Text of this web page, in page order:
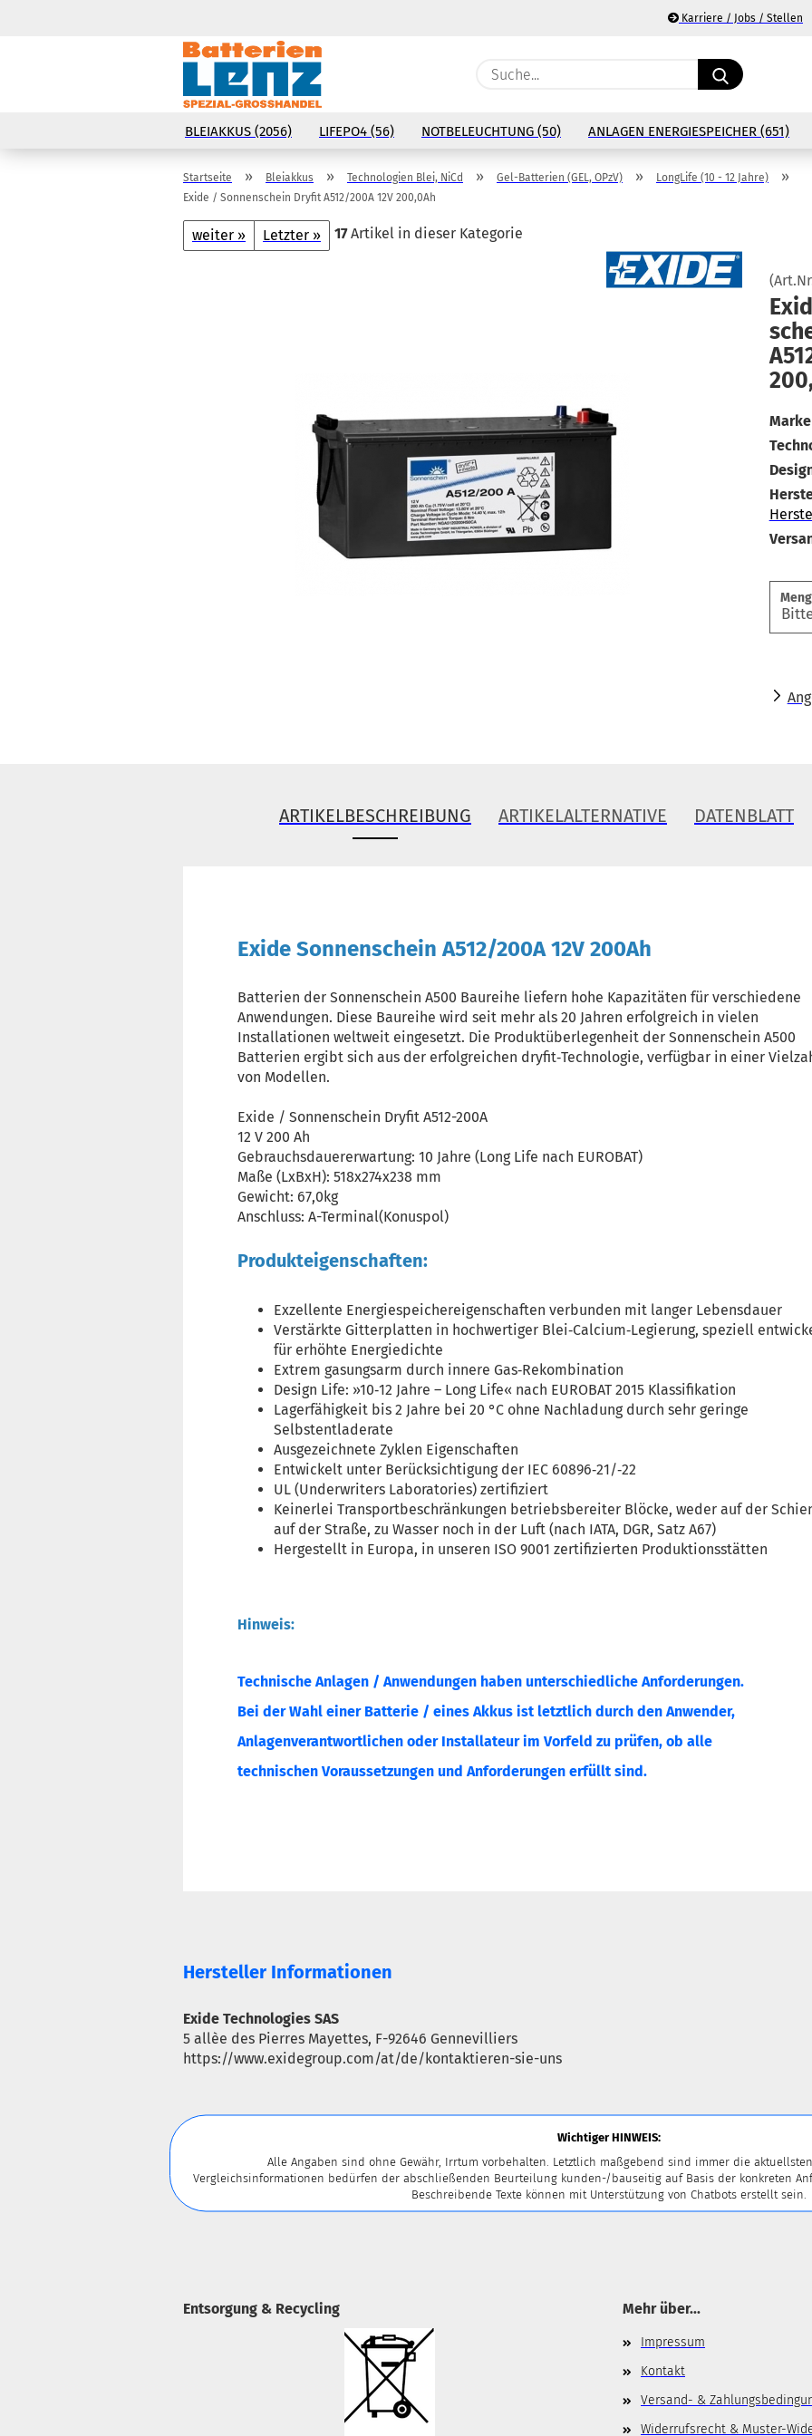
Karriere / Jobs / Stellen
Suche...
BLEIAKKUS (2056) LIFEPO4 (56) NOTBELEUCHTUNG (50) ANLAGEN ENERGIESPEICHER (651)
Startseite » Bleiakkus » Technologien Blei, NiCd » Gel-Batterien (GEL, OPzV) » LongLife (10 - 12 Jahre) »
Exide / Sonnenschein Dryfit A512/200A 12V 200,0Ah
weiter » Letzter » 17Artikel in dieser Kategorie
ARTIKELBESCHREIBUNG ARTIKELALTERNATIVE DATENBLATT
Exide Sonnenschein A512/200A 12V 200Ah
Batterien der Sonnenschein A500 Baureihe liefern hohe Kapazitäten für verschiedene
Anwendungen. Diese Baureihe wird seit mehr als 20 Jahren erfolgreich in vielen
Installationen weltweit eingesetzt. Die Produktüberlegenheit der Sonnenschein A500
Batterien ergibt sich aus der erfolgreichen dryfit‐Technologie, verfügbar in einer
von Modellen.
Exide / Sonnenschein Dryfit A512-200A
12 V 200 Ah
Gebrauchsdauererwartung: 10 Jahre (Long Life nach EUROBAT)
Maße (LxBxH): 518x274x238 mm
Gewicht: 67,0kg
Anschluss: A-Terminal(Konuspol)
Produkteigenschaften:
Exzellente Energiespeichereigenschaften verbunden mit langer Lebensdauer
Verstärkte Gitterplatten in hochwertiger Blei‐Calcium‐Legierung, speziell
für erhöhte Energiedichte
Extrem gasungsarm durch innere Gas‐Rekombination
Design Life: »10‐12 Jahre – Long Life« nach EUROBAT 2015 Klassifikation
Lagerfähigkeit bis 2 Jahre bei 20 °C ohne Nachladung durch sehr geringe
Selbstentladerate
Ausgezeichnete Zyklen Eigenschaften
Entwickelt unter Berücksichtigung der IEC 60896‐21/‐22
UL (Underwriters Laboratories) zertifiziert
Keinerlei Transportbeschränkungen betriebsbereiter Blöcke, weder auf der
auf der Straße, zu Wasser noch in der Luft (nach IATA, DGR, Satz A67)
Hergestellt in Europa, in unseren ISO 9001 zertifizierten Produktionsstätten
Hinweis:
Technische Anlagen / Anwendungen haben unterschiedliche Anforderungen.
Bei der Wahl einer Batterie / eines Akkus ist letztlich durch den Anwender,
Anlagenverantwortlichen oder Installateur im Vorfeld zu prüfen, ob alle
technischen Voraussetzungen und Anforderungen erfüllt sind.
Hersteller Informationen
Exide Technologies SAS
5 allèe des Pierres Mayettes, F-92646 Gennevilliers
https://www.exidegroup.com/at/de/kontaktieren-sie-uns
Wichtiger HINWEIS:
Alle Angaben sind ohne Gewähr, Irrtum vorbehalten. Letztlich maßgebend sind immer die
Vergleichsinformationen bedürfen der abschließenden Beurteilung kunden-/bauseitig auf Basis der konkreten
Beschreibende Texte können mit Unterstützung von Chatbots erstellt sein.
Entsorgung & Recycling Mehr über...
Impressum
Kontakt
Versand- &
Widerrufsrecht & Muster-